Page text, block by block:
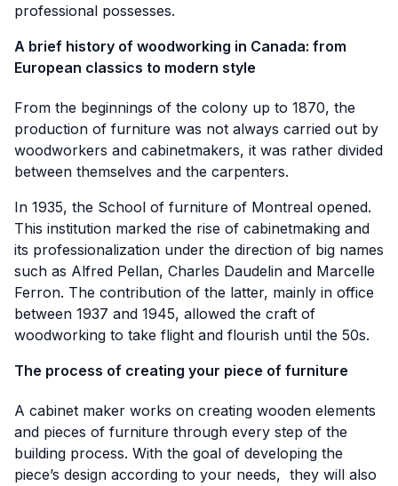
professional possesses.
A brief history of woodworking in Canada: from
European classics to modern style
From the beginnings of the colony up to 1870, the
production of furniture was not always carried out by
woodworkers and cabinetmakers, it was rather divided
between themselves and the carpenters.
In 1935, the School of furniture of Montreal opened.
This institution marked the rise of cabinetmaking and
its professionalization under the direction of big names
such as Alfred Pellan, Charles Daudelin and Marcelle
Ferron. The contribution of the latter, mainly in office
between 1937 and 1945, allowed the craft of
woodworking to take flight and flourish until the 50s.
The process of creating your piece of furniture
A cabinet maker works on creating wooden elements
and pieces of furniture through every step of the
building process. With the goal of developing the
piece’s design according to your needs, they will also